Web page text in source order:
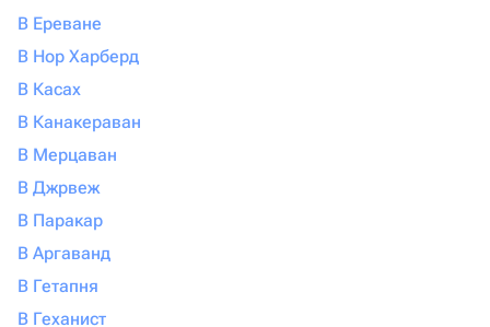
В Ереване
В Нор Харберд
В Касах
В Канакераван
В Мерцаван
В Джрвеж
В Паракар
В Аргаванд
В Гетапня
В Геханист